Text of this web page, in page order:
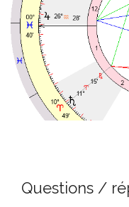
Questions /